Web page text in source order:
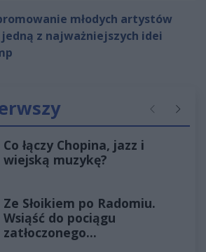
młodych artystów
z najważniejszych idei
Poprzednie
Co łączy Chopina, jazz i
wiejską muzykę?
Ze Słoikiem po Radomiu.
Wsiąść do pociągu
zatłoczonego...